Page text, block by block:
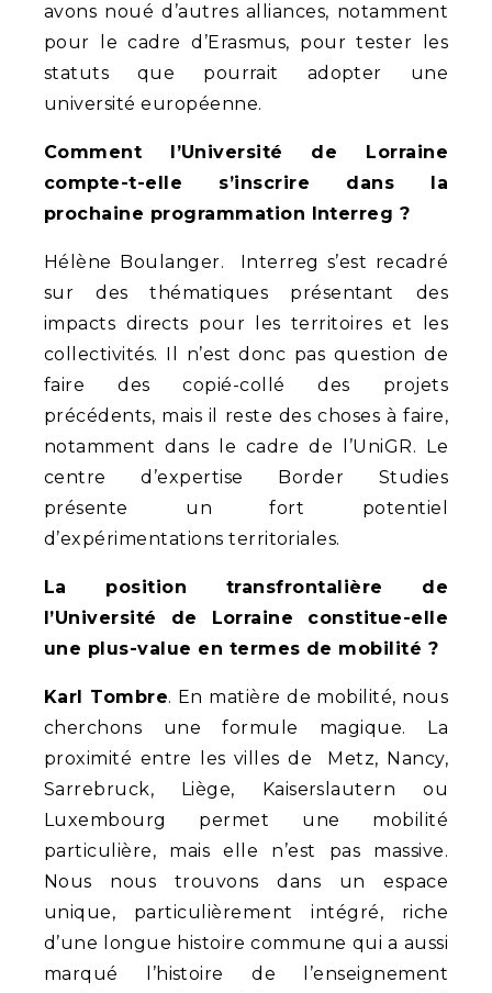
avons noué d’autres alliances, notamment
pour le cadre d’Erasmus, pour tester les
statuts que pourrait adopter une
université européenne.
Comment l’Université de Lorraine
compte-t-elle s’inscrire dans la
prochaine programmation Interreg ?
Hélène Boulanger. Interreg s’est recadré
sur des thématiques présentant des
impacts directs pour les territoires et les
collectivités. Il n’est donc pas question de
faire des copié-collé des projets
précédents, mais il reste des choses à faire,
notamment dans le cadre de l’UniGR. Le
centre d’expertise Border Studies
présente un fort potentiel
d’expérimentations territoriales.
La position transfrontalière de
l’Université de Lorraine constitue-elle
une plus-value en termes de mobilité ?
Karl Tombre. En matière de mobilité, nous
cherchons une formule magique. La
proximité entre les villes de Metz, Nancy,
Sarrebruck, Liège, Kaiserslautern ou
Luxembourg permet une mobilité
particulière, mais elle n’est pas massive.
Nous nous trouvons dans un espace
unique, particulièrement intégré, riche
d’une longue histoire commune qui a aussi
marqué l’histoire de l’enseignement